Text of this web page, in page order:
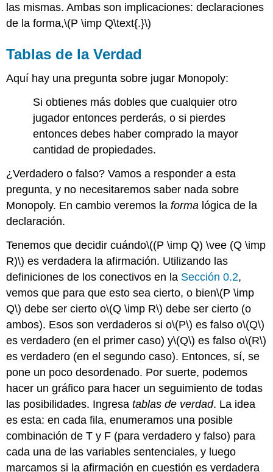
las mismas. Ambas son implicaciones: declaraciones
de la forma,\(P \imp Q\text{.}\)
Tablas de la Verdad
Aquí hay una pregunta sobre jugar Monopoly:
Si obtienes más dobles que cualquier otro
jugador entonces perderás, o si pierdes
entonces debes haber comprado la mayor
cantidad de propiedades.
¿Verdadero o falso? Vamos a responder a esta
pregunta, y no necesitaremos saber nada sobre
Monopoly. En cambio veremos laforma lógica de la
declaración.
Tenemos que decidir cuándo\((P \imp Q) \vee (Q \imp
R)\) es verdadera la afirmación. Utilizando las
definiciones de los conectivos en la Sección 0.2,
vemos que para que esto sea cierto, o bien\(P \imp
Q\) debe ser cierto o\(Q \imp R\) debe ser cierto (o
ambos). Esos son verdaderos si o\(P\) es falso o\(Q\)
es verdadero (en el primer caso) y\(Q\) es falso o\(R\)
es verdadero (en el segundo caso). Entonces, sí, se
pone un poco desordenado. Por suerte, podemos
hacer un gráfico para hacer un seguimiento de todas
las posibilidades. Ingresatablas de verdad. La idea
es esta: en cada fila, enumeramos una posible
combinación de T y F (para verdadero y falso) para
cada una de las variables sentenciales, y luego
marcamos si la afirmación en cuestión es verdadera